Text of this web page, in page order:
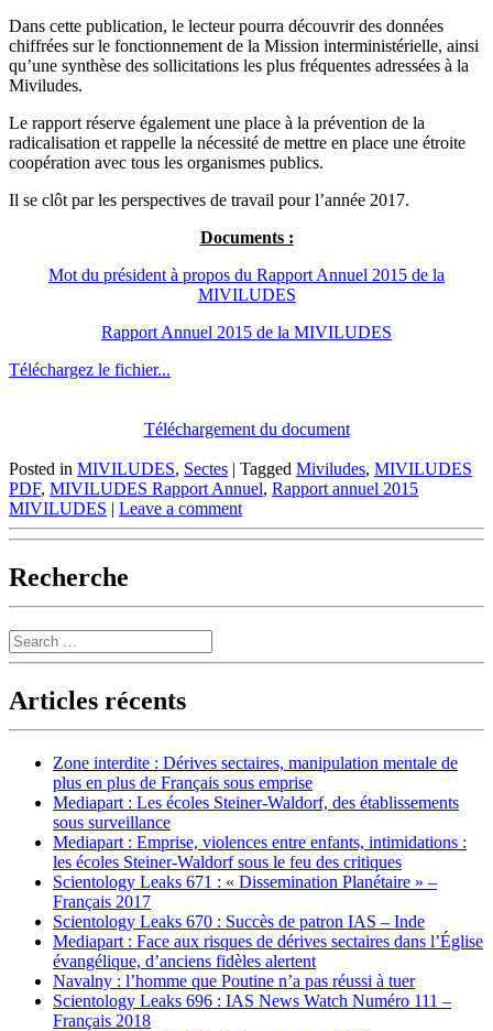
Dans cette publication, le lecteur pourra découvrir des données
chiffrées sur le fonctionnement de la Mission interministérielle, ainsi
qu’une synthèse des sollicitations les plus fréquentes adressées à la
Miviludes.
Le rapport réserve également une place à la prévention de la
radicalisation et rappelle la nécessité de mettre en place une étroite
coopération avec tous les organismes publics.
Il se clôt par les perspectives de travail pour l’année 2017.
Documents :
Mot du président à propos du Rapport Annuel 2015 de la
MIVILUDES
Rapport Annuel 2015 de la MIVILUDES
Téléchargez le fichier...
Téléchargement du document
Posted in MIVILUDES, Sectes | Tagged Miviludes, MIVILUDES
PDF, MIVILUDES Rapport Annuel, Rapport annuel 2015
MIVILUDES | Leave a comment
Recherche
Search
Articles récents
Zone interdite : Dérives sectaires, manipulation mentale de
plus en plus de Français sous emprise
Mediapart : Les écoles Steiner-Waldorf, des établissements
sous surveillance
Mediapart : Emprise, violences entre enfants, intimidations :
les écoles Steiner-Waldorf sous le feu des critiques
Scientology Leaks 671 : « Dissemination Planétaire » –
Français 2017
Scientology Leaks 670 : Succès de patron IAS – Inde
Mediapart : Face aux risques de dérives sectaires dans l’Église
évangélique, d’anciens fidèles alertent
Navalny : l’homme que Poutine n’a pas réussi à tuer
Scientology Leaks 696 : IAS News Watch Numéro 111 –
Français 2018